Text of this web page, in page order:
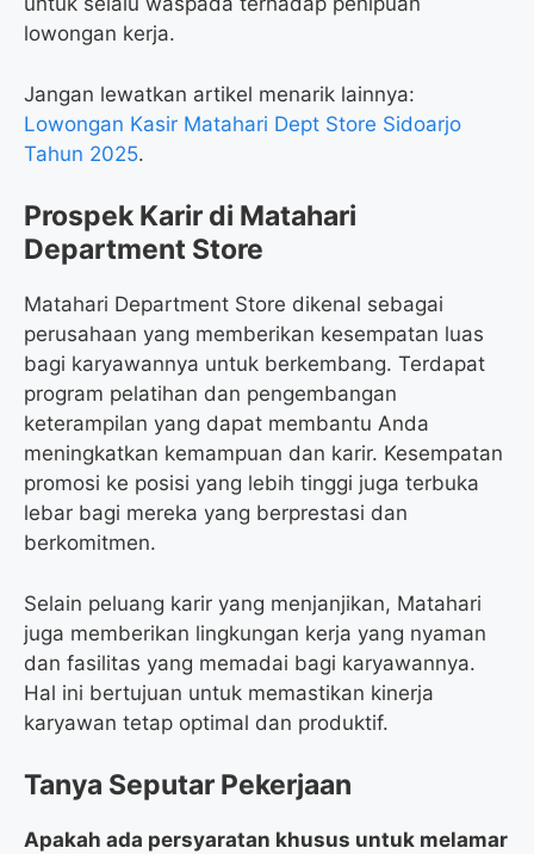
lowongan kerja.
Jangan lewatkan artikel menarik lainnya:
Lowongan Kasir Matahari Dept Store Sidoarjo
Tahun 2025.
Prospek Karir di Matahari
Department Store
Matahari Department Store dikenal sebagai
perusahaan yang memberikan kesempatan luas
bagi karyawannya untuk berkembang. Terdapat
program pelatihan dan pengembangan
keterampilan yang dapat membantu Anda
meningkatkan kemampuan dan karir. Kesempatan
promosi ke posisi yang lebih tinggi juga terbuka
lebar bagi mereka yang berprestasi dan
berkomitmen.
Selain peluang karir yang menjanjikan, Matahari
juga memberikan lingkungan kerja yang nyaman
dan fasilitas yang memadai bagi karyawannya.
Hal ini bertujuan untuk memastikan kinerja
karyawan tetap optimal dan produktif.
Tanya Seputar Pekerjaan
Apakah ada persyaratan khusus untuk melamar